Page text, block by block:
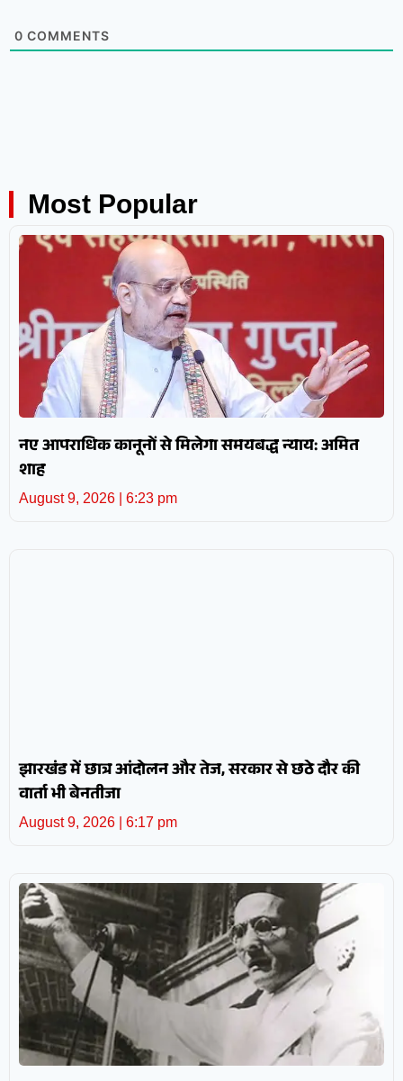
0 COMMENTS
Most Popular
नए आपराधिक कानूनों से मिलेगा समयबद्ध न्याय: अमित
शाह
August 9, 2026 6:23 pm
झारखंड में छात्र आंदोलन और तेज, सरकार से छठे दौर की
वार्ता भी बेनतीजा
August 9, 2026 6:17 pm